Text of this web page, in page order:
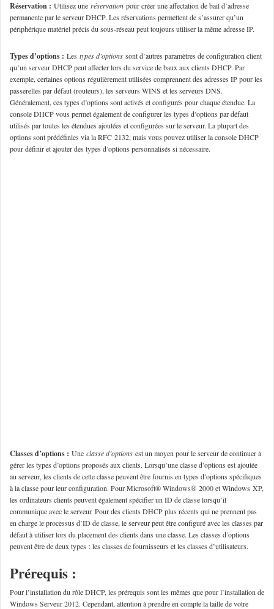
Réservation : Utilisez une réservation pour créer une affectation de bail d’adresse
permanente par le serveur DHCP. Les réservations permettent de s’assurer qu’un
périphérique matériel précis du sous-réseau peut toujours utiliser la même adresse IP.
Types d’options : Les types d’options sont d’autres paramètres de configuration client
qu’un serveur DHCP peut affecter lors du service de baux aux clients DHCP. Par
exemple, certaines options régulièrement utilisées comprennent des adresses IP pour les
passerelles par défaut (routeurs), les serveurs WINS et les serveurs DNS.
Généralement, ces types d’options sont activés et configurés pour chaque étendue. La
console DHCP vous permet également de configurer les types d’options par défaut
utilisés par toutes les étendues ajoutées et configurées sur le serveur. La plupart des
options sont prédéfinies via la RFC 2132, mais vous pouvez utiliser la console DHCP
pour définir et ajouter des types d’options personnalisés si nécessaire.
Classes d’options : Une classe d’options est un moyen pour le serveur de continuer à
gérer les types d’options proposés aux clients. Lorsqu’une classe d’options est ajoutée
au serveur, les clients de cette classe peuvent être fournis en types d’options spécifiques
à la classe pour leur configuration. Pour Microsoft® Windows® 2000 et Windows XP,
les ordinateurs clients peuvent également spécifier un ID de classe lorsqu’il
communique avec le serveur. Pour des clients DHCP plus récents qui ne prennent pas
en charge le processus d’ID de classe, le serveur peut être configuré avec les classes par
défaut à utiliser lors du placement des clients dans une classe. Les classes d’options
peuvent être de deux types : les classes de fournisseurs et les classes d’utilisateurs.
Prérequis :
Pour l’installation du rôle DHCP, les prérequis sont les mêmes que pour l’installation de
Windows Serveur 2012. Cependant, attention à prendre en compte la taille de votre